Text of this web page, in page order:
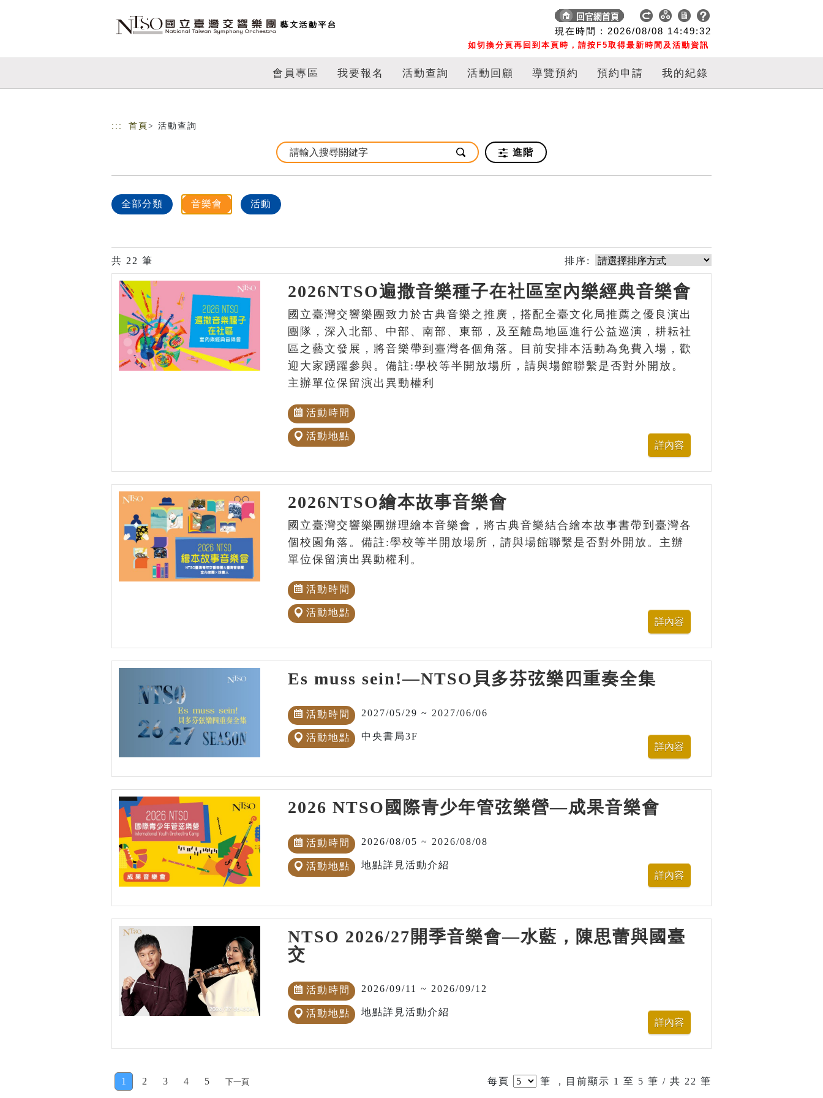
現在時間 : 2026/08/08 14:49:33
如切換分頁再回到本頁時，請按F5取得最新時間及活動資訊
會員專區 我要報名 活動查詢 活動回顧 導覽預約 預約申請 我的紀錄
::: 首頁 > 活動查詢
進階
全部分類 音樂會 活動
共 22 筆 排序:
2026NTSO遍撒音樂種子在社區室內樂經典音樂會
國立臺灣交響樂團致力於古典音樂之推廣，搭配全臺文化局推薦之優良演出
團隊，深入北部、中部、南部、東部，及至離島地區進行公益巡演，耕耘社
區之藝文發展，將音樂帶到臺灣各個角落。目前安排本活動為免費入場，歡
迎大家踴躍參與。備註:學校等半開放場所，請與場館聯繫是否對外開放。
主辦單位保留演出異動權利
活動時間
活動地點
2026NTSO繪本故事音樂會
國立臺灣交響樂團辦理繪本音樂會，將古典音樂結合繪本故事書帶到臺灣各
個校園角落。備註:學校等半開放場所，請與場館聯繫是否對外開放。主辦
單位保留演出異動權利。
活動時間
活動地點
Es muss sein!—NTSO貝多芬弦樂四重奏全集
活動時間 2027/05/29 ~ 2027/06/06
活動地點 中央書局3F
2026 NTSO國際青少年管弦樂營—成果音樂會
活動時間 2026/08/05 ~ 2026/08/08
活動地點 地點詳見活動介紹
NTSO 2026/27開季音樂會—水藍，陳思蕾與國臺
交
活動時間 2026/09/11 ~ 2026/09/12
活動地點 地點詳見活動介紹
1 2 3 4 5 下一頁 每頁 筆 ，目前顯示 1 至 5 筆 / 共 22 筆